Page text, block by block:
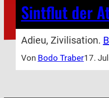
Sintflut der
Adieu, Zivilisation.
Von Bodo Traber17.